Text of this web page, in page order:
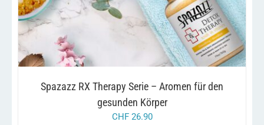
AUSFÜHRUNG WÄHLEN DIESES
PRODUKT
WEIST
MEHRERE
VARIANTEN
DIE
OPTIONEN
KÖNNEN
AUF
/ DETAILS
Spazazz RX Therapy Serie – Aromen für den
gesunden Körper
CHF26.90